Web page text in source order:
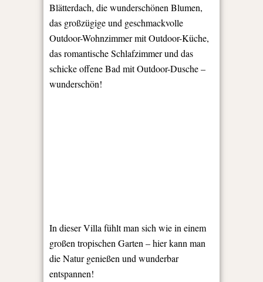
Blätterdach, die wunderschönen Blumen,
das großzügige und geschmackvolle
Outdoor-Wohnzimmer mit Outdoor-Küche,
das romantische Schlafzimmer und das
schicke offene Bad mit Outdoor-Dusche –
wunderschön!
In dieser Villa fühlt man sich wie in einem
großen tropischen Garten – hier kann man
die Natur genießen und wunderbar
entspannen!